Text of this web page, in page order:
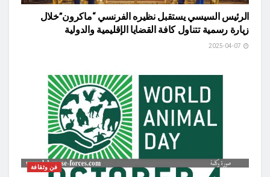
الرئيس السيسي يستقبل نظيره الفرنسي “ماكرون”خلال
زيارة رسمية تتناول كافة القضايا الإقليمية والدولية
فن وثقافة